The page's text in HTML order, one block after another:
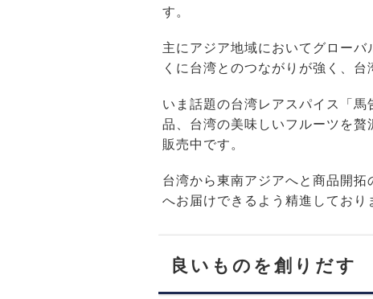
す。
主にアジア地域においてグロー
くに台湾とのつながりが強く、台
いま話題の台湾レアスパイス「
品、台湾の美味しいフルーツを
販売中です。
台湾から東南アジアへと商品開
へお届けできるよう精進しており
良いものを創りだす